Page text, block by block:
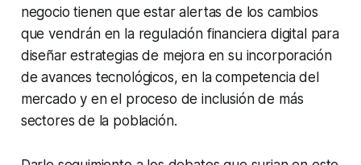
negocio tienen que estar alertas de los cambios
que vendrán en la regulación financiera digital para
diseñar estrategias de mejora en su incorporación
de avances tecnológicos, en la competencia del
mercado y en el proceso de inclusión de más
sectores de la población.